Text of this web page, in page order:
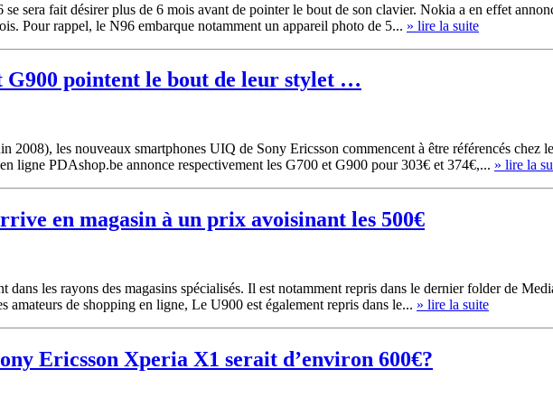
sera fait désirer plus de 6 mois avant de pointer le bout de son clavier. Nokia a en effet
Pour rappel, le N96 embarque notamment un appareil photo de 5... » lire la suite
G900 pointent le bout de leur stylet …
2008), les nouveaux smartphones UIQ de Sony Ericsson commencent à être référencés chez
ligne PDAshop.be annonce respectivement les G700 et G900 pour 303€ et 374€,... » lire la
en magasin à un prix avoisinant les 500€
dans les rayons des magasins spécialisés. Il est notamment repris dans le dernier folder de
de shopping en ligne, Le U900 est également repris dans le... » lire la suite
Ericsson Xperia X1 serait d’environ 600€?